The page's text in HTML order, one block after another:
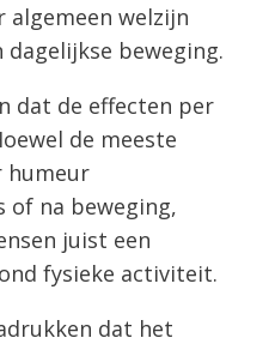
algemeen welzijn
beweging.
dat de effecten per
de meeste
humeur
na beweging,
juist een
fysieke activiteit.
dat het